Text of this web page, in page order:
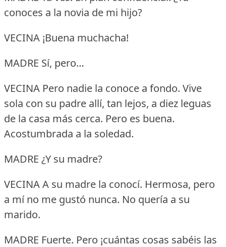
conoces a la novia de mi hijo?
VECINA ¡Buena muchacha!
MADRE Sí, pero…
VECINA Pero nadie la conoce a fondo. Vive
sola con su padre allí, tan lejos, a diez leguas
de la casa más cerca. Pero es buena.
Acostumbrada a la soledad.
MADRE ¿Y su madre?
VECINA A su madre la conocí. Hermosa, pero
a mí no me gustó nunca. No quería a su
marido.
MADRE Fuerte. Pero ¡cuántas cosas sabéis las